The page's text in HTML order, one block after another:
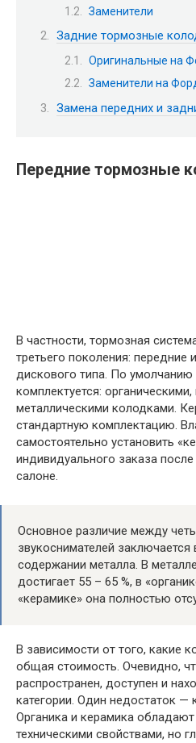
Заменители
Задние тормозные
Оригинальные на
Заменители на
Замена передних и
Передние тормозные
В частности, тормозная
третьего поколения: передние
дискового типа. По умолчанию
комплектуется:
металлическими колодками.
стандартную комплектацию.
самостоятельно установить
индивидуального заказа
салоне.
Основное различие между
звукоснимателей заключается
содержании металла. В
достигает 55 – 65 %, в
«керамике» она полностью
В зависимости от того, какие
общая стоимость. Очевидно,
распространен, доступен и
категории. Один недостаток —
Органика и керамика
техническими свойствами, но